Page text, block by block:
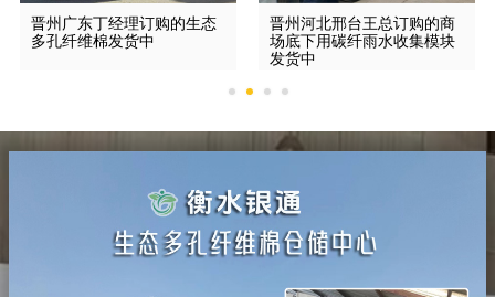
晋州广东丁经理订购的生态
多孔纤维棉发货中
晋州河北邢台王总订购的商
场底下用碳纤雨水收集模块
发货中